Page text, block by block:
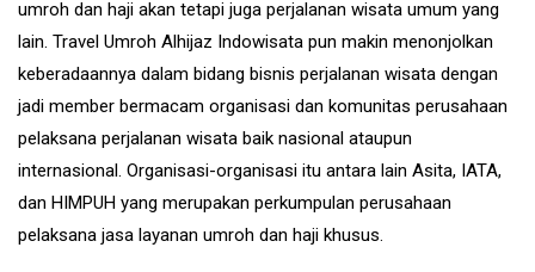
umroh dan haji akan tetapi juga perjalanan wisata umum yang
lain. Travel Umroh Alhijaz Indowisata pun makin menonjolkan
keberadaannya dalam bidang bisnis perjalanan wisata dengan
jadi member bermacam organisasi dan komunitas perusahaan
pelaksana perjalanan wisata baik nasional ataupun
internasional. Organisasi-organisasi itu antara lain Asita, IATA,
dan HIMPUH yang merupakan perkumpulan perusahaan
pelaksana jasa layanan umroh dan haji khusus.